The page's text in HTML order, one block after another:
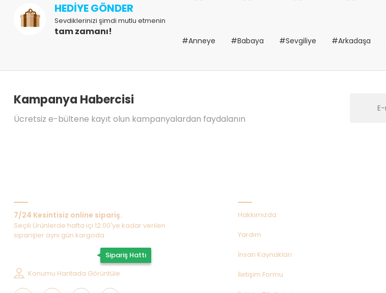
HEDİYE GÖNDER
Sevdiklerinizi şimdi mutlu etmenin
tam zamanı!
#Anneye #Babaya #Sevgiliye #Arkadaşa
Kampanya Habercisi
Ücretsiz e-bültene kayıt olun kampanyalardan faydalanın
7/24 Kesintisiz online sipariş.
Seçili Ürünlerde hafta içi 12:00'ye kadar verilen
siparişler aynı gün kargoda
Sipariş Hattı
Konumu Haritada Görüntüle
Hakkımızda
Yardım
İnsan Kaynakları
İletişim Formu